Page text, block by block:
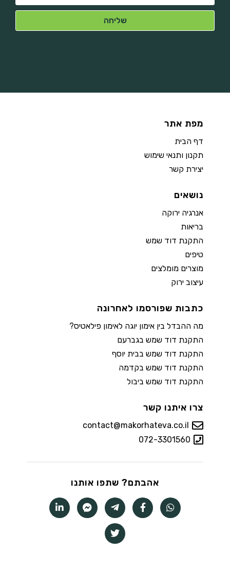
מפת אתר
דף הבית
תקנון ותנאי שימוש
יצירת קשר
נושאים
אנרגיה ירוקה
בריאות
התקנת דוד שמש
טיפים
מוצרים מומלצים
עיצוב ירוק
כתבות שפורסמו לאחרונה
מה ההבדל בין אימון יוגה לאימון פילאטיס?
התקנת דוד שמש בגברעם
התקנת דוד שמש בבית יוסף
התקנת דוד שמש בקדמה
התקנת דוד שמש ביבול
צרו איתנו קשר
contact@makorhateva.co.il
072-3301560
אהבתם? שתפו אותנו